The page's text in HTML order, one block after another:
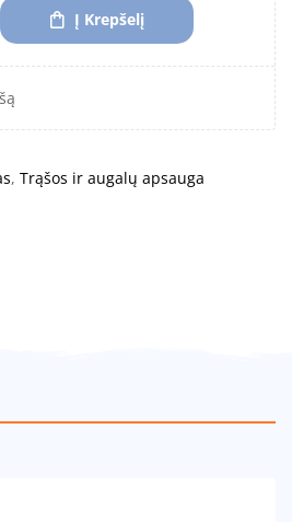
Į Krepšelį
, Trąšos ir augalų apsauga